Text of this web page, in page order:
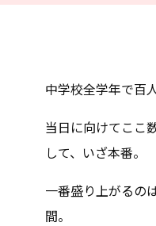
中学校全学年で百
当日に向けてここ
して、いざ本番。
一番盛り上がるの
間。